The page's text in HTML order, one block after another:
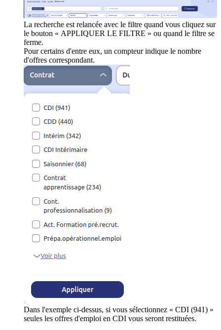
La recherche est relancée avec le filtre quand vous cliquez sur
le bouton « APPLIQUER LE FILTRE » ou quand le filtre se
ferme.
Pour certains d'entre eux, un compteur indique le nombre
d'offres correspondant.
Dans l'exemple ci-dessus, si vous sélectionnez « CDI (941) »
seules les offres d'emploi en CDI vous seront restituées.